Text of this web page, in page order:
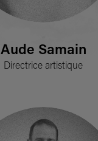
Aude Samain
Directrice artistique